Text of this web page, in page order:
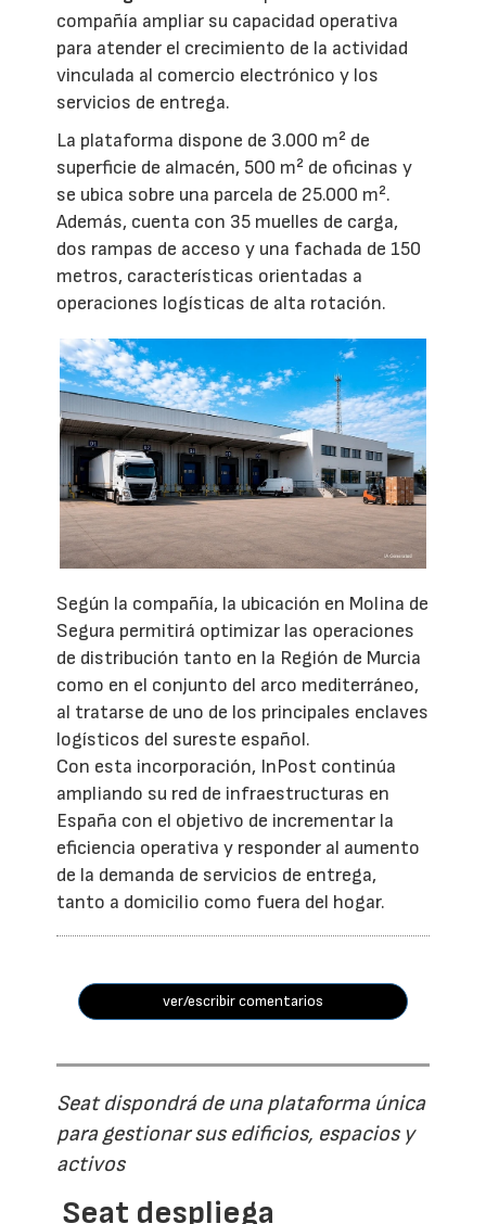
compañía ampliar su capacidad operativa
para atender el crecimiento de la actividad
vinculada al comercio electrónico y los
servicios de entrega.
La plataforma dispone de 3.000 m² de
superficie de almacén, 500 m² de oficinas y
se ubica sobre una parcela de 25.000 m².
Además, cuenta con 35 muelles de carga,
dos rampas de acceso y una fachada de 150
metros, características orientadas a
operaciones logísticas de alta rotación.
Según la compañía, la ubicación en Molina de
Segura permitirá optimizar las operaciones
de distribución tanto en la Región de Murcia
como en el conjunto del arco mediterráneo,
al tratarse de uno de los principales enclaves
logísticos del sureste español.
Con esta incorporación, InPost continúa
ampliando su red de infraestructuras en
España con el objetivo de incrementar la
eficiencia operativa y responder al aumento
de la demanda de servicios de entrega,
tanto a domicilio como fuera del hogar.
ver/escribir comentarios
Seat dispondrá de una plataforma única
para gestionar sus edificios, espacios y
activos
Seat despliega